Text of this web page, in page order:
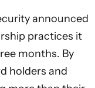
announced
practices it
months. By
holders and